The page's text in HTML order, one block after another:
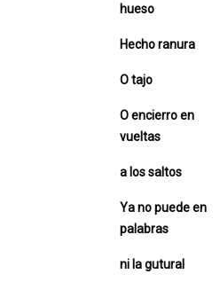
hueso
Hecho ranura
O tajo
O encierro en
vueltas
a los saltos
Ya no puede en
palabras
ni la gutural